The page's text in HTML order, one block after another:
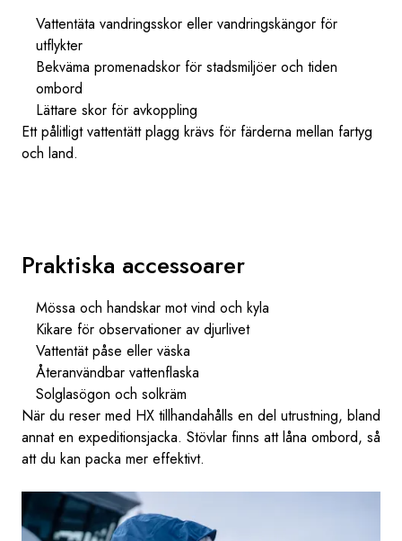
Vattentäta vandringsskor eller vandringskängor för
utflykter
Bekväma promenadskor för stadsmiljöer och tiden
ombord
Lättare skor för avkoppling
Ett pålitligt vattentätt plagg krävs för färderna mellan fartyg
och land.
Praktiska accessoarer
Mössa och handskar mot vind och kyla
Kikare för observationer av djurlivet
Vattentät påse eller väska
Återanvändbar vattenflaska
Solglasögon och solkräm
När du reser med HX tillhandahålls en del utrustning, bland
annat en expeditionsjacka. Stövlar finns att låna ombord, så
att du kan packa mer effektivt.